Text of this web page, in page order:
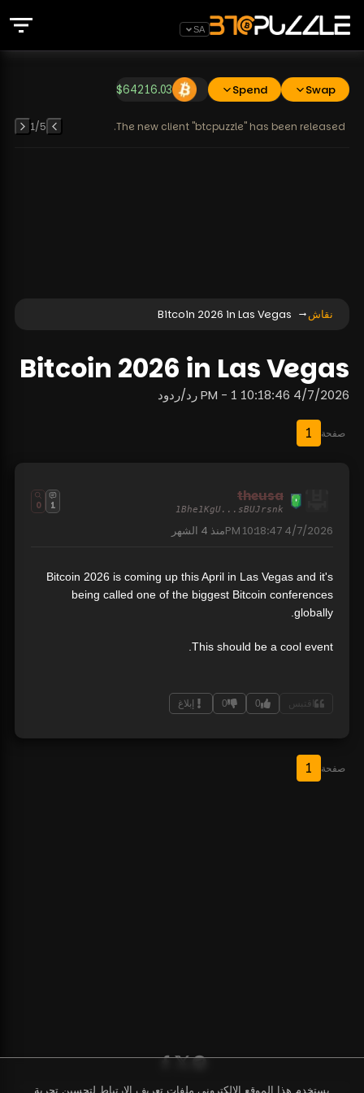
SA
Swap
Spend
$64216.03
The new client "btcpuzzle" has been released.
1/5
نقاش Bitcoin 2026 in Las Vegas
Bitcoin 2026 in Las Vegas
4/7/2026 10:18:46 PM - 1 رد/ردود
صفحة 1
theusa
1Bhe1KgU...sBUJrsnk
1
0
4/7/2026 10:18:47 PM منذ 4 الشهر
Bitcoin 2026 is coming up this April in Las Vegas and it's
being called one of the biggest Bitcoin conferences
globally.
This should be a cool event.
اقتبس 0
0 إبلاغ
صفحة 1